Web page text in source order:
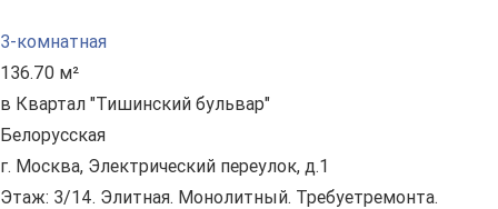
3-комнатная
136.70 м²
в Квартал "Тишинский бульвар"
Белорусская
г. Москва, Электрический переулок, д.1
Этаж: 3/14. Элитная. Монолитный. Требуетремонта.